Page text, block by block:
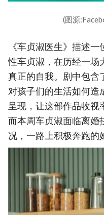
(图源
《车贞淑医生》描述
性车贞淑，在历经一场
真正的自我。剧中包含
对孩子们的生活如何造
呈现，让这部作品收视
而本周车贞淑面临离婚
况，一路上积极奔跑的